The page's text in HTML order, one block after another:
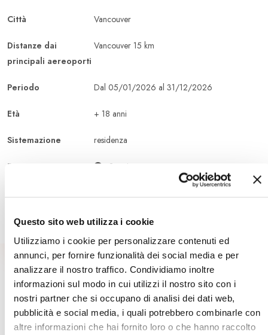
Questo sito web utilizza i cookie
Utilizziamo i cookie per personalizzare contenuti ed
annunci, per fornire funzionalità dei social media e per
analizzare il nostro traffico. Condividiamo inoltre
informazioni sul modo in cui utilizzi il nostro sito con i
nostri partner che si occupano di analisi dei dati web,
pubblicità e social media, i quali potrebbero combinarle con
altre informazioni che hai fornito loro o che hanno raccolto
Città Vancouver
Distanze dai
principali aereoporti
Vancouver 15 km
Periodo Dal 05/01/2026 al 31/12/2026
Età + 18 anni
Sistemazione residenza
Durata
2 settimane
Sei Interessato A Questo Viaggio?
Richiedi una consulenza